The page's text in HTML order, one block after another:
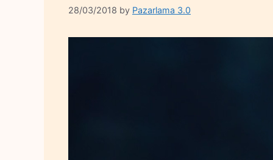
28/03/2018 by Pazarlama 3.0